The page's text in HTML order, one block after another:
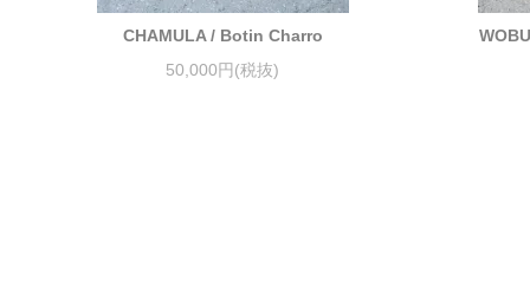
CHAMULA / Botin Charro
50,000円(税抜)